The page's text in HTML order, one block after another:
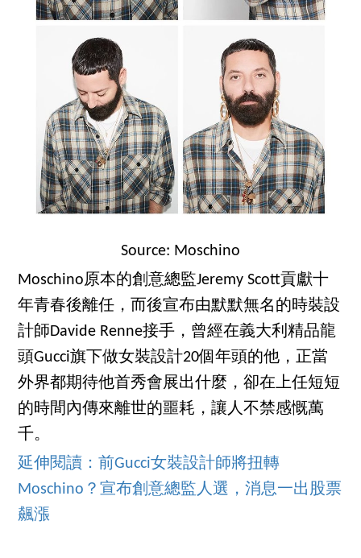
Source: Moschino
Moschino原本的創意總監Jeremy Scott貢獻十
年青春後離任，而後宣布由默默無名的時裝設
計師Davide Renne接手，曾經在義大利精品龍
頭Gucci旗下做女裝設計20個年頭的他，正當
外界都期待他首秀會展出什麼，卻在上任短短
的時間內傳來離世的噩耗，讓人不禁感慨萬
千。
延伸閱讀：前Gucci女裝設計師將扭轉
Moschino？宣布創意總監人選，消息一出股票
飆漲